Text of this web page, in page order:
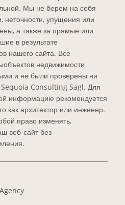
Мы не берем на себя
неточности, упущения или
а также за прямые или
в результате
нашего сайта. Все
недвижимости
и не были проверены ни
Consulting Sagl. Для
информацию рекомендуется
как архитектор или инженер.
право изменять,
веб-сайт без